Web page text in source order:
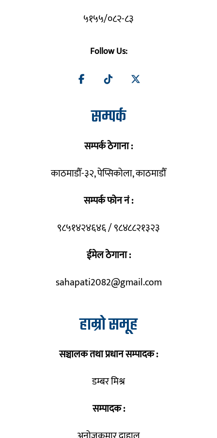
५१५५/०८२-८३
Follow Us:
सम्पर्क
सम्पर्क ठेगाना :
काठमाडौँ-३२, पेप्सिकोला, काठमाडौँ
सम्पर्क फोन नं :
९८५१४२४६४६ / ९८४८८२१३२३
ईमेल ठेगाना :
sahapati2082@gmail.com
हाम्रो समूह
सञ्चालक तथा प्रधान सम्पादक :
डम्बर मिश्र
सम्पादक :